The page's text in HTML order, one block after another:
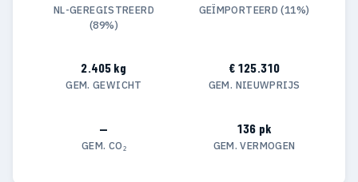
NL-GEREGISTREERD
(89%)
GEÏMPORTEERD (11%)
2.405 kg
GEM. GEWICHT
€ 125.310
GEM. NIEUWPRIJS
—
GEM. CO₂
136 pk
GEM. VERMOGEN